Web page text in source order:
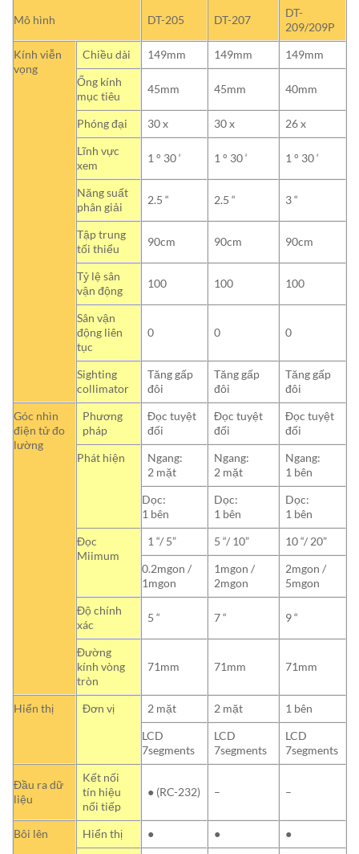
Mô hình DT-205 DT-207
DT-
209/209P
Kính viễn
vọng
Chiều dài 149mm 149mm
149mm
Ống kính
mục tiêu
45mm 45mm 40mm
Phóng đại 30 x 30 x
26 x
Lĩnh vực
xem
1 ° 30 ‘ 1 ° 30 ‘ 1 ° 30 ‘
Năng suất
phân giải
2.5 “ 2.5 “ 3 “
Tập trung
tối thiểu
90cm 90cm 90cm
Tỷ lệ sân
vận động
100 100 100
Sân vận
động liên
tục
0 0 0
Sighting
collimator
Tăng gấp
đôi
Tăng gấp
đôi
Tăng gấp
đôi
Góc nhìn
điện tử đo
lường
Phương
pháp
Đọc tuyệt
đối
Đọc tuyệt
đối
Đọc tuyệt
đối
Phát hiện
Ngang:
2 mặt
Ngang:
2 mặt
Ngang:
1 bên
Dọc:
1 bên
Dọc:
1 bên
Dọc:
1 bên
Đọc
Miimum
1 “/ 5” 5 “/ 10”
10 “/ 20”
0.2mgon /
1mgon
1mgon /
2mgon
2mgon /
5mgon
Độ chính
xác
5 “ 7 “ 9 “
Đường
kính vòng
tròn
71mm 71mm 71mm
Hiển thị Đơn vị 2 mặt 2 mặt
1 bên
LCD
7segments
LCD
7segments
LCD
7segments
Đầu ra dữ
liệu
Kết nối
tín hiệu
nối tiếp
● (RC-232) – –
Bôi lên Hiển thị ● ●
●